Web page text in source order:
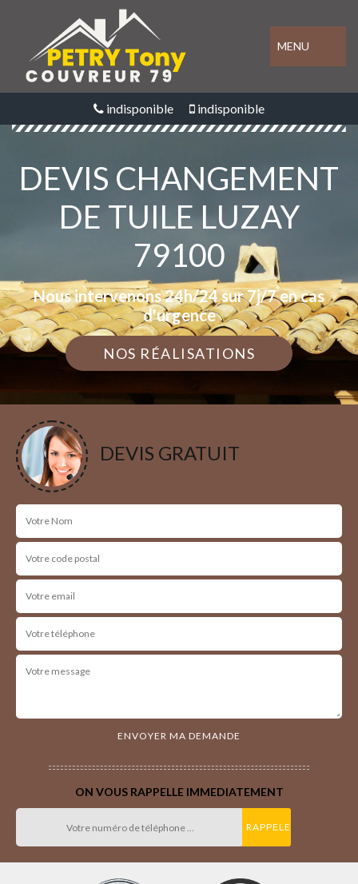
MENU
indisponible indisponible
DEVIS CHANGEMENT
DE TUILE LUZAY
79100
Nous intervenons 24h/24 sur 7j/7 en cas
d'urgence
NOS RÉALISATIONS
DEVIS GRATUIT
ON VOUS RAPPELLE IMMEDIATEMENT